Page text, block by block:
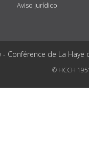
Aviso jurídico
Conférence de La
© HCCH